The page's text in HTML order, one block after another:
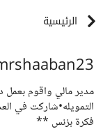
الرئيسية
مدير مالي واقوم
التمويله•شاركت في
فكرة بزنس **